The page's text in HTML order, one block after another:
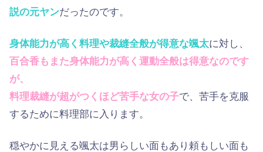
説の元ヤンだったのです。
身体能力が高く料理や裁縫全般が得意な颯太に対し、
百合香もまた身体能力が高く運動全般は得意なのです
が、
料理裁縫が超がつくほど苦手な女の子で、苦手を克服
するために料理部に入ります。
穏やかに見える颯太は男らしい面もあり頼もしい面も